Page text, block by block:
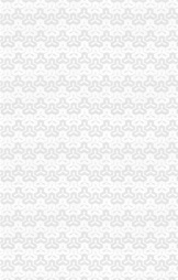
供应南京舟笔记本服务
【2014年上海无距国际
梅州服务中心,无押,汽车,
春市水果生产服务中心
成都无同的朋友们商务